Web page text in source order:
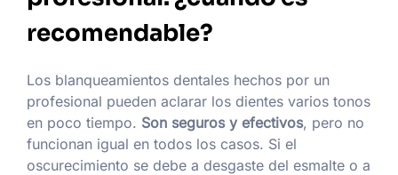
recomendable?
Los blanqueamientos dentales hechos por un
profesional pueden aclarar los dientes varios tonos
en poco tiempo. Son seguros y efectivos, pero no
funcionan igual en todos los casos. Si el
oscurecimiento se debe a desgaste del esmalte o a